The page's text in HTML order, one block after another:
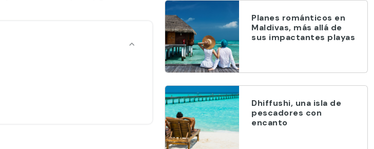
Planes románticos en
Maldivas, más allá de
sus impactantes playas
Dhiffushi, una isla de
pescadores con
encanto